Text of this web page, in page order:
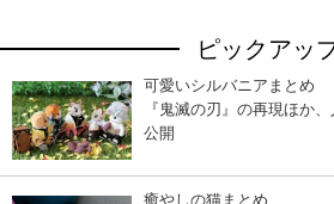
ピックアッ
可愛いシルバニアまとめ
『鬼滅の刃』の再現ほか
公開
癒やしの猫まとめ